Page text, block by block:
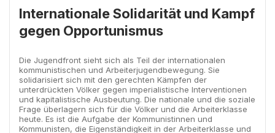
Internationale Solidarität und Kampf
gegen Opportunismus
Die Jugendfront sieht sich als Teil der internationalen
kommunistischen und Arbeiterjugendbewegung. Sie
solidarisiert sich mit den gerechten Kämpfen der
unterdrückten Völker gegen imperialistische Interventionen
und kapitalistische Ausbeutung. Die nationale und die soziale
Frage überlagern sich für die Völker und die Arbeiterklasse
heute. Es ist die Aufgabe der Kommunistinnen und
Kommunisten, die Eigenständigkeit in der Arbeiterklasse und